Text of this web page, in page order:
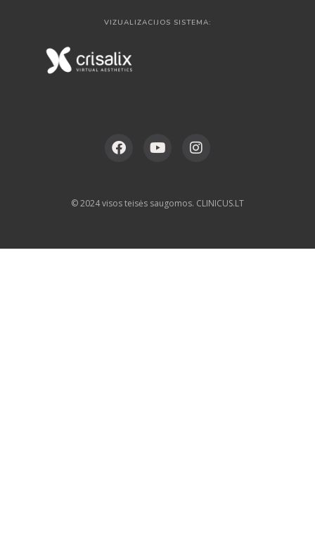
VIZUALIZACIJOS SISTEMA:
© 2024 visos teisės saugomos. CLINICUS.LT